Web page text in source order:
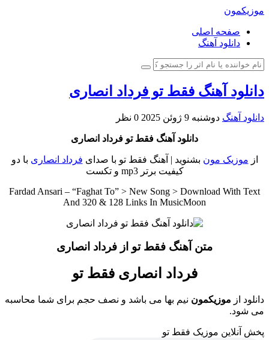
موزیکمون
صفحه اصلی
دانلود آهنگ
دانلود آهنگ فقط تو فرداد انصاری
دانلود آهنگ دوشنبه 9 ژوئن 2025 0 نظر
دانلود آهنگ فقط تو فرداد انصاری
از موزیک مون بشنوید | آهنگ فقط تو با صدای فرداد انصاری با دو
کیفیت برتر mp3 و تکست
Fardad Ansari – “Faghat To” > New Song > Download With Text
And 320 & 128 Links In MusicMoon
متن آهنگ فقط تو از فرداد انصاری
فرداد انصاری فقط تو
دانلود از موزیکمون نیم بها می باشد و نصف حجم برای شما محاسبه
می شود.
پخش آنلاین موزیک فقط تو